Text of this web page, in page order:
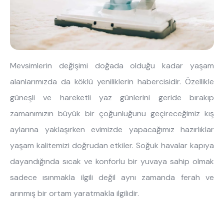
Kurulum & Teslimat
İnsan Kaynakları
İş Ortaklığı
Öneriler
444 8 543
Mevsimlerin değişimi doğada olduğu kadar yaşam
alanlarımızda da köklü yeniliklerin habercisidir. Özellikle
güneşli ve hareketli yaz günlerini geride bırakıp
zamanımızın büyük bir çoğunluğunu geçireceğimiz kış
aylarına yaklaşırken evimizde yapacağımız hazırlıklar
yaşam kalitemizi doğrudan etkiler. Soğuk havalar kapıya
dayandığında sıcak ve konforlu bir yuvaya sahip olmak
sadece ısınmakla ilgili değil aynı zamanda ferah ve
arınmış bir ortam yaratmakla ilgilidir.